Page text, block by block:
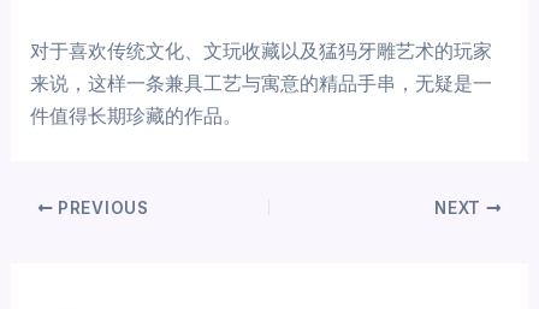
对于喜欢传统文化、文玩收藏以及猛犸牙雕艺术的玩家
来说，这样一条兼具工艺与寓意的精品手串，无疑是一
件值得长期珍藏的作品。
PREVIOUS NEXT